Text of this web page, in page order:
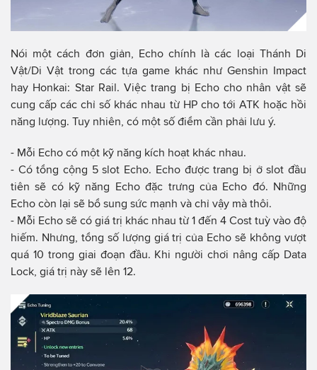
Nói một cách đơn giản, Echo chính là các loại Thánh Di
Vật/Di Vật trong các tựa game khác như Genshin Impact
hay Honkai: Star Rail. Việc trang bị Echo cho nhân vật sẽ
cung cấp các chỉ số khác nhau từ HP cho tới ATK hoặc hồi
năng lượng. Tuy nhiên, có một số điểm cần phải lưu ý.
- Mỗi Echo có một kỹ năng kích hoạt khác nhau.
- Có tổng cộng 5 slot Echo. Echo được trang bị ở slot đầu
tiên sẽ có kỹ năng Echo đặc trưng của Echo đó. Những
Echo còn lại sẽ bổ sung sức mạnh và chỉ vậy mà thôi.
- Mỗi Echo sẽ có giá trị khác nhau từ 1 đến 4 Cost tuỳ vào độ
hiếm. Nhưng, tổng số lượng giá trị của Echo sẽ không vượt
quá 10 trong giai đoạn đầu. Khi người chơi nâng cấp Data
Lock, giá trị này sẽ lên 12.